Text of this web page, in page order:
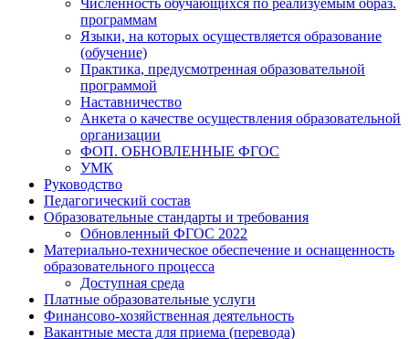
Численность обучающихся по реализуемым образ.
программам
Языки, на которых осуществляется образование
(обучение)
Практика, предусмотренная образовательной
программой
Наставничество
Анкета о качестве осуществления образовательной
организации
ФОП. ОБНОВЛЕННЫЕ ФГОС
УМК
Руководство
Педагогический состав
Образовательные стандарты и требования
Обновленный ФГОС 2022
Материально-техническое обеспечение и оснащенность
образовательного процесса
Доступная среда
Платные образовательные услуги
Финансово-хозяйственная деятельность
Вакантные места для приема (перевода)